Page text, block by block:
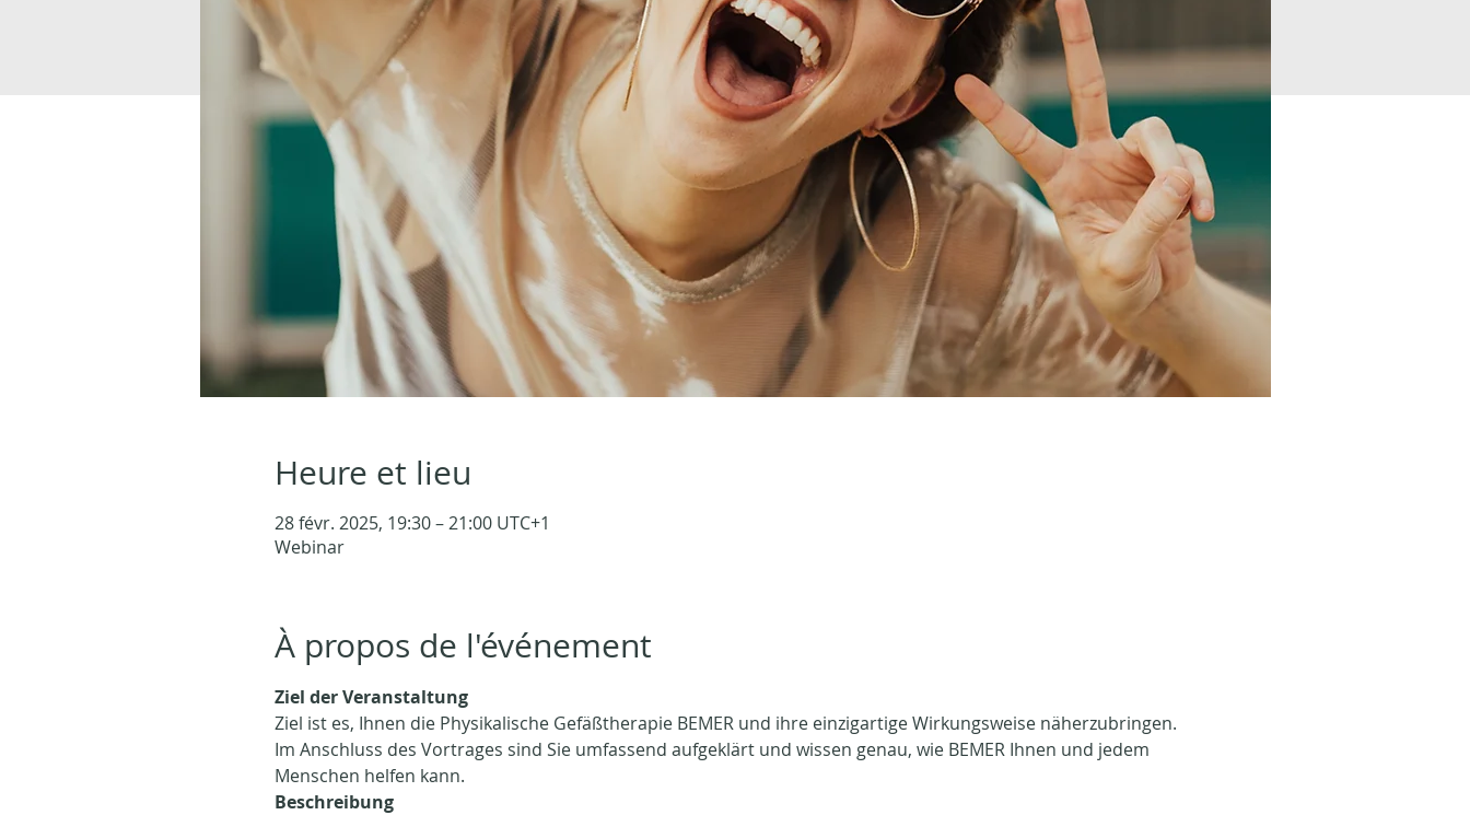
Heure et lieu
28 févr. 2025, 19:30 – 21:00 UTC+1
Webinar
À propos de l'événement
Ziel der Veranstaltung
Ziel ist es, Ihnen die Physikalische Gefäßtherapie BEMER und ihre einzigartige Wirkungsweise näherzubringen.
Im Anschluss des Vortrages sind Sie umfassend aufgeklärt und wissen genau, wie BEMER Ihnen und jedem
Menschen helfen kann.
Beschreibung